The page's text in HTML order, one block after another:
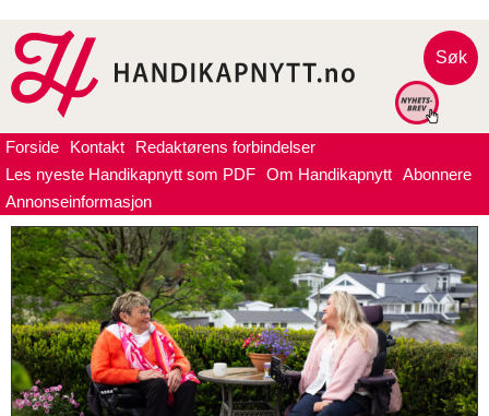
Søk
Forside Kontakt
Redaktørens forbindelser
Les nyeste Handikapnytt som PDF Om Handikapnytt Abonnere
Annonseinformasjon